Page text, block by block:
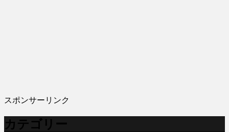
スポンサーリンク
カテゴリー